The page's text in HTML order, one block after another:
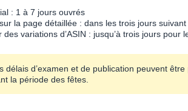
: 1 à 7 jours ouvrés
la page détaillée : dans les trois jours suivant
des variations d’ASIN : jusqu’à trois jours pour
délais d’examen et de publication peuvent être
la période des fêtes.